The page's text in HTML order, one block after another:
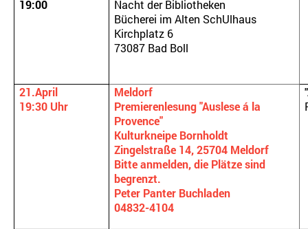
19:00
Nacht der Bibliotheken
Bücherei im Alten SchUlhaus
Kirchplatz 6
73087 Bad Boll
21.April
19:30 Uhr
Meldorf
Premierenlesung "Auslese á la
Provence"
Kulturkneipe Bornholdt
Zingelstraße 14, 25704 Meldorf
Bitte anmelden, die Plätze sind
begrenzt.
Peter Panter Buchladen
04832-4104